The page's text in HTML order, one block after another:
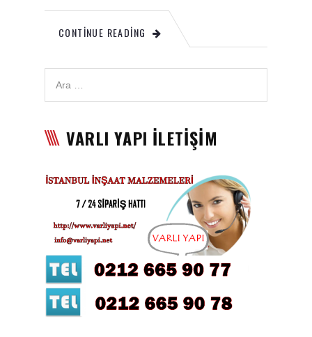
Satışı
Tavan Boyası
Betopan Malzemesi Satışı
Asma Tavan Malzemesi
Satışı
Asma Tavan Karolam
Malzeme Satışı
Sandviç Panel Malzemesi
Satışı
Asma Tavan Malzemesi
CONTINUE READING
VARLI YAPI İLETİŞİM